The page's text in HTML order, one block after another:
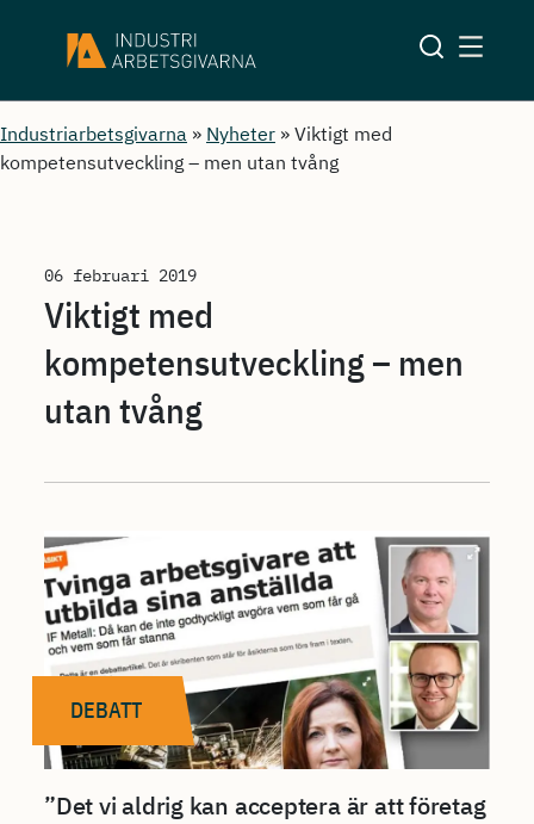
Industriarbetsgivarna » Nyheter » Viktigt med
kompetensutveckling – men utan tvång
06 februari 2019
Viktigt med
kompetensutveckling – men
utan tvång
DEBATT
”Det vi aldrig kan acceptera är att företag